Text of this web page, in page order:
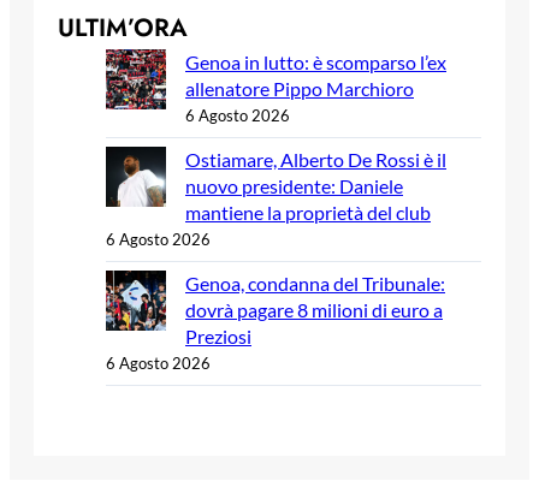
ULTIM’ORA
Genoa in lutto: è scomparso l’ex
allenatore Pippo Marchioro
6 Agosto 2026
Ostiamare, Alberto De Rossi è il
nuovo presidente: Daniele
mantiene la proprietà del club
6 Agosto 2026
Genoa, condanna del Tribunale:
dovrà pagare 8 milioni di euro a
Preziosi
6 Agosto 2026